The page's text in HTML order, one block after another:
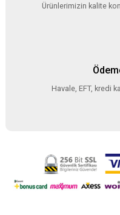
Ürünlerimizin kalite
Havale, EFT, kredi